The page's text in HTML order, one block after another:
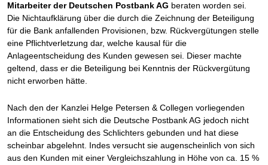
Mitarbeiter der Deutschen Postbank AG beraten worden sei.
Die Nichtaufklärung über die durch die Zeichnung der Beteiligung
für die Bank anfallenden Provisionen, bzw. Rückvergütungen stelle
eine Pflichtverletzung dar, welche kausal für die
Anlageentscheidung des Kunden gewesen sei. Dieser machte
geltend, dass er die Beteiligung bei Kenntnis der Rückvergütung
nicht erworben hätte.
Nach den der Kanzlei Helge Petersen & Collegen vorliegenden
Informationen sieht sich die Deutsche Postbank AG jedoch nicht
an die Entscheidung des Schlichters gebunden und hat diese
scheinbar abgelehnt. Indes versucht sie augenscheinlich von sich
aus den Kunden mit einer Vergleichszahlung in Höhe von ca. 15 %